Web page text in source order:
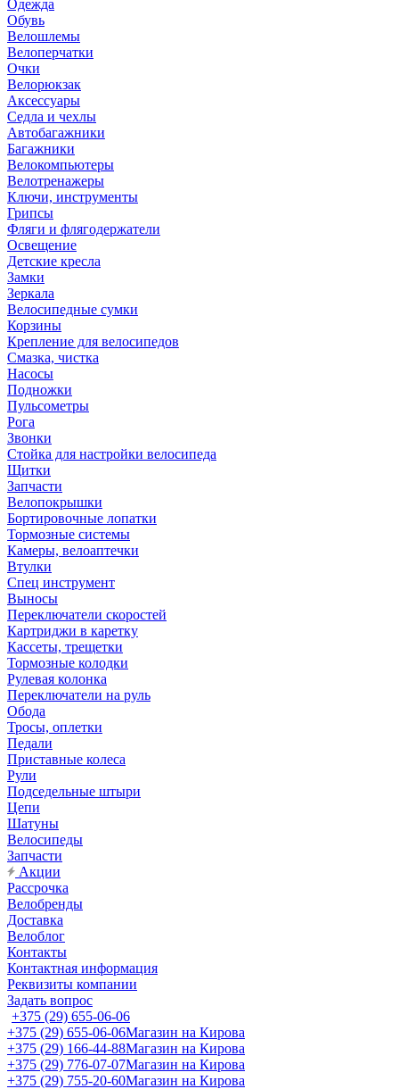
Одежда
Обувь
Велошлемы
Велоперчатки
Очки
Велорюкзак
Аксессуары
Седла и чехлы
Автобагажники
Багажники
Велокомпьютеры
Велотренажеры
Ключи, инструменты
Грипсы
Фляги и флягодержатели
Освещение
Детские кресла
Замки
Зеркала
Велосипедные сумки
Корзины
Крепление для велосипедов
Смазка, чистка
Насосы
Подножки
Пульсометры
Рога
Звонки
Стойка для настройки велосипеда
Щитки
Запчасти
Велопокрышки
Бортировочные лопатки
Тормозные системы
Камеры, велоаптечки
Втулки
Спец инструмент
Выносы
Переключатели скоростей
Картриджи в каретку
Кассеты, трещетки
Тормозные колодки
Рулевая колонка
Переключатели на руль
Обода
Тросы, оплетки
Педали
Приставные колеса
Рули
Подседельные штыри
Цепи
Шатуны
Велосипеды
Запчасти
Акции
Рассрочка
Велобренды
Доставка
Велоблог
Контакты
Контактная информация
Реквизиты компании
Задать вопрос
+375 (29) 655-06-06
+375 (29) 655-06-06Магазин на Кирова
+375 (29) 166-44-88Магазин на Кирова
+375 (29) 776-07-07Магазин на Кирова
+375 (29) 755-20-60Магазин на Кирова